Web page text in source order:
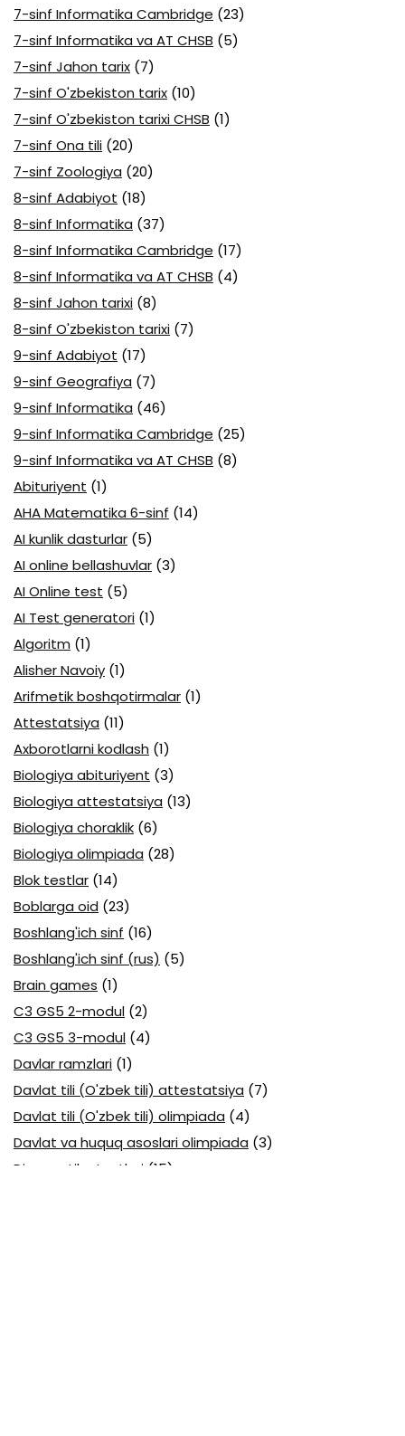
7-sinf Informatika Cambridge (23)
7-sinf Informatika va AT CHSB (5)
7-sinf Jahon tarix (7)
7-sinf O'zbekiston tarix (10)
7-sinf O'zbekiston tarixi CHSB (1)
7-sinf Ona tili (20)
7-sinf Zoologiya (20)
8-sinf Adabiyot (18)
8-sinf Informatika (37)
8-sinf Informatika Cambridge (17)
8-sinf Informatika va AT CHSB (4)
8-sinf Jahon tarixi (8)
8-sinf O'zbekiston tarixi (7)
9-sinf Adabiyot (17)
9-sinf Geografiya (7)
9-sinf Informatika (46)
9-sinf Informatika Cambridge (25)
9-sinf Informatika va AT CHSB (8)
Abituriyent (1)
AHA Matematika 6-sinf (14)
AI kunlik dasturlar (5)
AI online bellashuvlar (3)
AI Online test (5)
AI Test generatori (1)
Algoritm (1)
Alisher Navoiy (1)
Arifmetik boshqotirmalar (1)
Attestatsiya (11)
Axborotlarni kodlash (1)
Biologiya abituriyent (3)
Biologiya attestatsiya (13)
Biologiya choraklik (6)
Biologiya olimpiada (28)
Blok testlar (14)
Boblarga oid (23)
Boshlang'ich sinf (16)
Boshlang'ich sinf (rus) (5)
Brain games (1)
C3 GS5 2-modul (2)
C3 GS5 3-modul (4)
Davlar ramzlari (1)
Davlat tili (O'zbek tili) attestatsiya (7)
Davlat tili (O'zbek tili) olimpiada (4)
Davlat va huquq asoslari olimpiada (3)
Diagnostika testlari (15)